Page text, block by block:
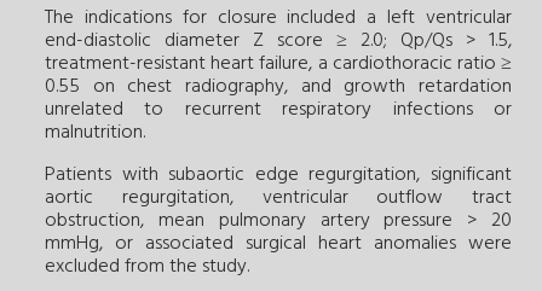
The indications for closure included a left ventricular
end-diastolic diameter Z score ≥ 2.0; Qp/Qs > 1.5,
treatment-resistant heart failure, a cardiothoracic ratio ≥
0.55 on chest radiography, and growth retardation
unrelated to recurrent respiratory infections or
malnutrition.
Patients with subaortic edge regurgitation, significant
aortic regurgitation, ventricular outflow tract
obstruction, mean pulmonary artery pressure > 20
mmHg, or associated surgical heart anomalies were
excluded from the study.